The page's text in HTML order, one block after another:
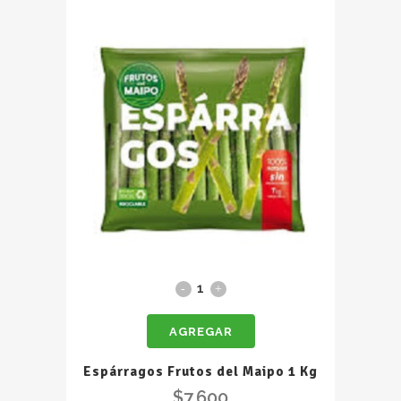
Espárragos
del
1
AGREGAR
Espárragos Frutos del Maipo 1 Kg